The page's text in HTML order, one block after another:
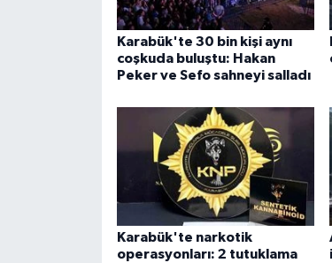
Karabük'te 30 bin kişi aynı
coşkuda buluştu: Hakan
Peker ve Sefo sahneyi salladı
Karabük'te narkotik
operasyonları: 2 tutuklama
Yerel Haberler